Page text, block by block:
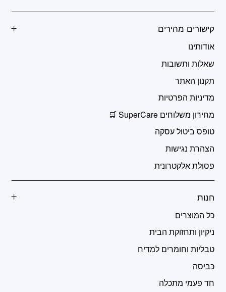
קישורים מהירים
אודותינו
שאלות ותשובות
תקנון האתר
מדיניות הפרטיות
מחירון משלוחים SuperCare 🛒
טופס ביטול עסקה
הצהרת נגישות
פסולת אלקטרונית
חנות
כל המוצרים
ניקיון ותחזוקת הבית
טבליות וחומרים למדיח
כביסה
חד פעמי מתכלה